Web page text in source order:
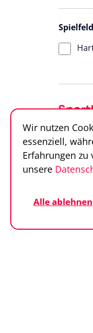
©
Wir nutzen
essenziell,
Erfahrungen
unsere
Alle ablehnen